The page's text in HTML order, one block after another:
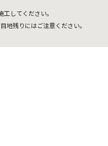
してください。
地残りにはご注意ください。